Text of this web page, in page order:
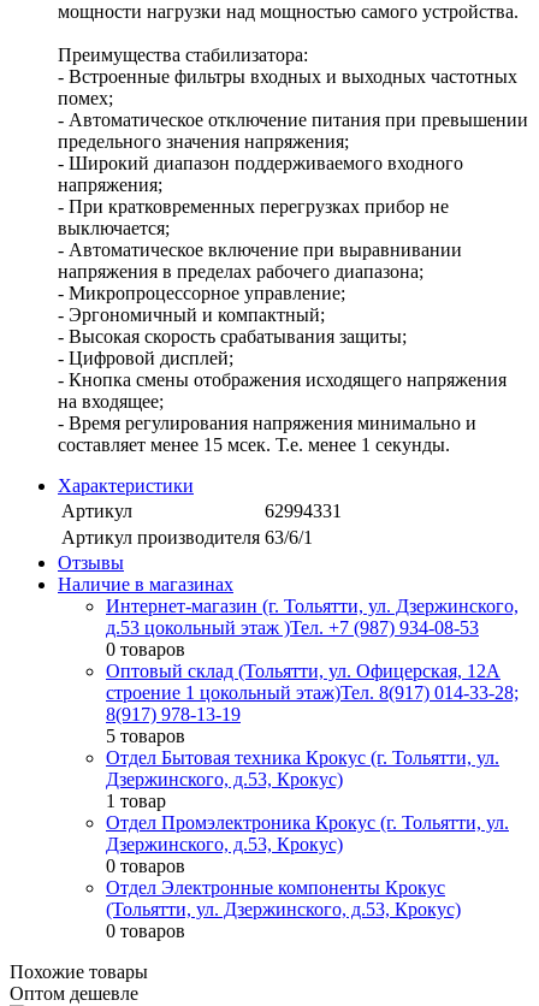
мощности нагрузки над мощностью самого устройства.
Преимущества стабилизатора:
- Встроенные фильтры входных и выходных частотных
помех;
- Автоматическое отключение питания при превышении
предельного значения напряжения;
- Широкий диапазон поддерживаемого входного
напряжения;
- При кратковременных перегрузках прибор не
выключается;
- Автоматическое включение при выравнивании
напряжения в пределах рабочего диапазона;
- Микропроцессорное управление;
- Эргономичный и компактный;
- Высокая скорость срабатывания защиты;
- Цифровой дисплей;
- Кнопка смены отображения исходящего напряжения
на входящее;
- Время регулирования напряжения минимально и
составляет менее 15 мсек. Т.е. менее 1 секунды.
Характеристики
Артикул
62994331
Артикул производителя 63/6/1
Отзывы
Наличие в магазинах
Интернет-магазин (г. Тольятти, ул. Дзержинского,
д.53 цокольный этаж )Тел. +7 (987) 934-08-53
0 товаров
Оптовый склад (Тольятти, ул. Офицерская, 12А
строение 1 цокольный этаж)Тел. 8(917) 014-33-28;
8(917) 978-13-19
5 товаров
Отдел Бытовая техника Крокус (г. Тольятти, ул.
Дзержинского, д.53, Крокус)
1 товар
Отдел Промэлектроника Крокус (г. Тольятти, ул.
Дзержинского, д.53, Крокус)
0 товаров
Отдел Электронные компоненты Крокус
(Тольятти, ул. Дзержинского, д.53, Крокус)
0 товаров
Похожие товары
Оптом дешевле